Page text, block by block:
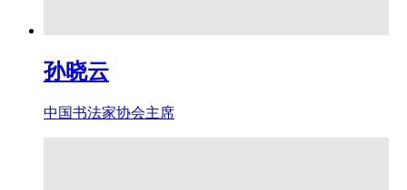
孙晓云
中国书法家协会主席